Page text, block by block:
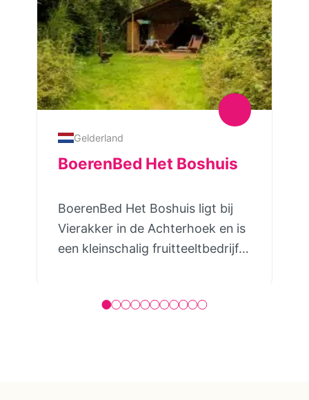
Gelderland
BoerenBed Het Boshuis
BoerenBed Het Boshuis ligt bij
Vierakker in de Achterhoek en is
een kleinschalig fruitteeltbedrijf
staan verspreid over het groene